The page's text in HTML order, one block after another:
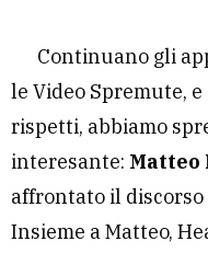
Continuano gli
le Video Spremute,
rispetti, abbiamo
interesante: Matteo
affrontato il discorso
Insieme a Matteo,